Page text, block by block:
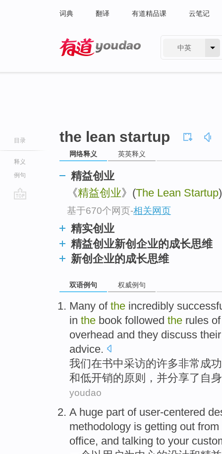
词典 翻译 有道精品课 云笔记
中英
目录
释义
例句
the lean startup
网络释义 英英释义
精益创业
《精益创业》(The Lean Startup
基于670个网页-相关网页
精实创业
精益创业新创企业的成长思维
新创企业的成长思维
双语例句 权威例句
Many of the incredibly
in the book followed the rules of
overhead and they discuss
advice.
我们在书中采访的许多非常 成功
和低开销的 原则 ， 并分享了 自身
youdao
A huge part of user-centered
methodology is getting out from
office, and talking to your